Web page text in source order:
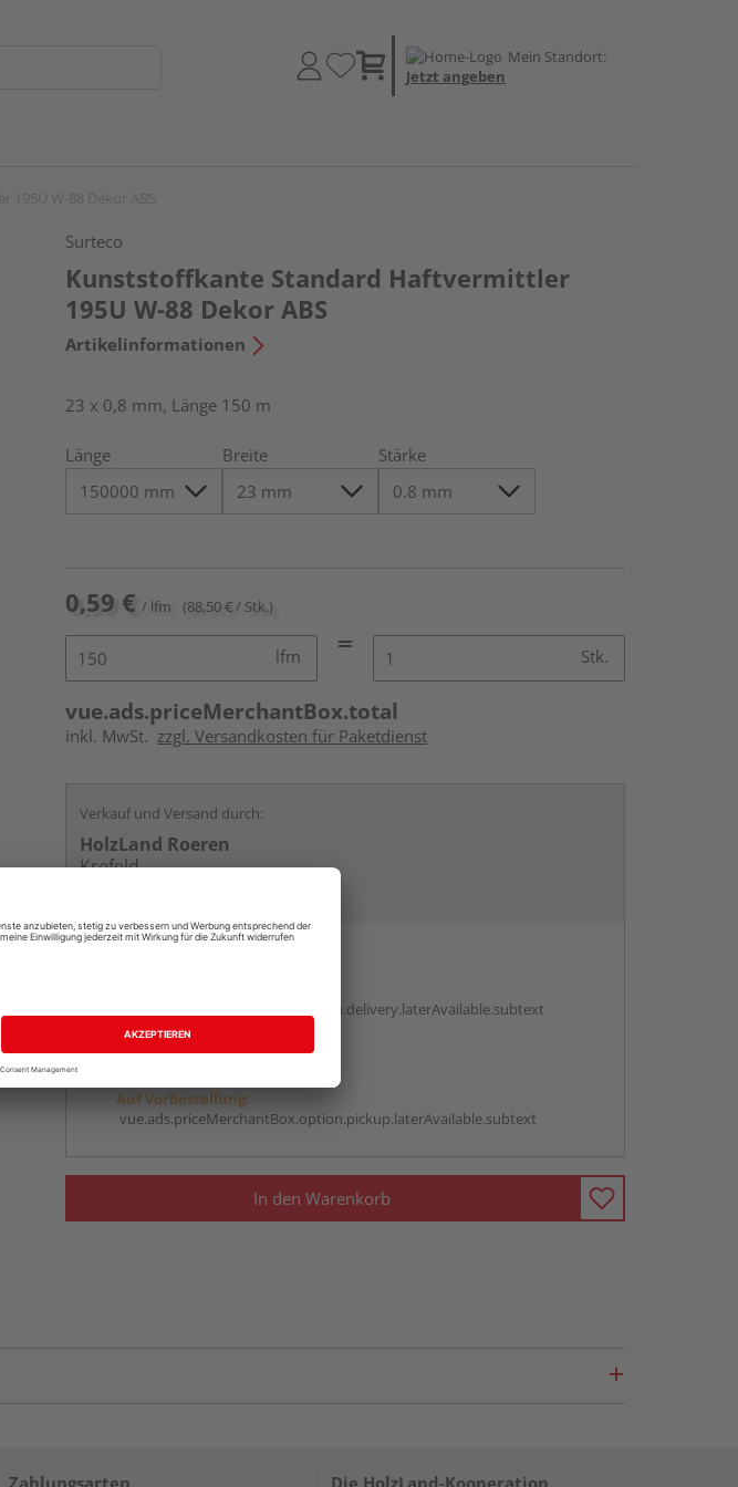
Mein Standort:
Jetzt angeben
Surteco
Kunststoffkante Standard Haftvermittler
195U W-88 Dekor ABS
Artikelinformationen
23 x 0,8 mm, Länge 150 m
Länge Breite Stärke
0,59 € / lfm (88,50 € / Stk.)
lfm Stk.
vue.ads.priceMerchantBox.total
inkl. MwSt. zzgl. Versandkosten für Paketdienst
Verkauf und Versand durch:
HolzLand Roeren
Krefeld
vue.ads.priceMerchantBox.option.delivery.laterAvailable.subtext
Auf Vorbestellung:
vue.ads.priceMerchantBox.option.pickup.laterAvailable.subtext
In den Warenkorb
Zahlungsarten Die HolzLand-Kooperation